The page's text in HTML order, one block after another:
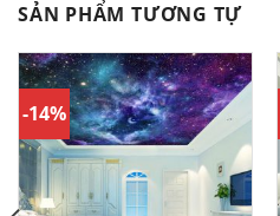
SẢN PHẨM TƯƠNG TỰ
-14%